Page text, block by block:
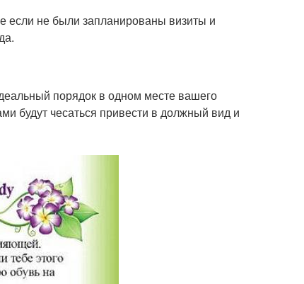
если не были запланированы визиты и
порядок в одном месте вашего
будут чесаться привести в должный вид и